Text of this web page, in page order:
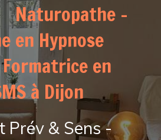
-
en Hypnose
en
à Dijon
Prév & Sens -